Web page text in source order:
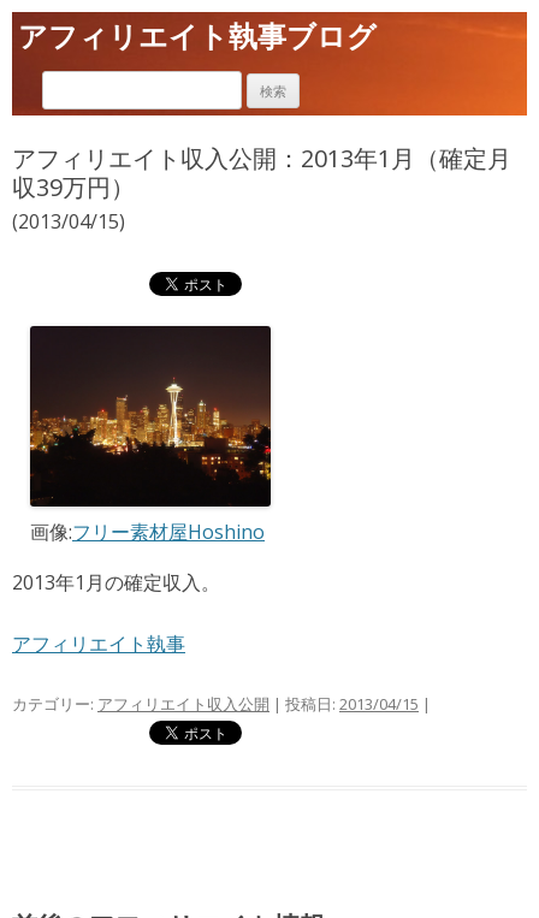
アフィリエイト執事ブログ
アフィリエイト収入公開：2013年1月（確定月
収39万円）
(2013/04/15)
画像:フリー素材屋Hoshino
2013年1月の確定収入。
アフィリエイト執事
カテゴリー: アフィリエイト収入公開 | 投稿日: 2013/04/15 |